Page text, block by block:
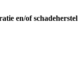
en/of schadeherstel